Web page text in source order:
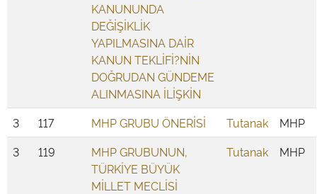
KANUNUNDA
DEĞİŞİKLİK
YAPILMASINA DAİR
KANUN TEKLİFİ?NİN
DOĞRUDAN GÜNDEME
ALINMASINA İLİŞKİN
3 117 MHP GRUBU ÖNERİSİ Tutanak
MHP
3
119
MHP GRUBUNUN,
TÜRKİYE BÜYÜK
MİLLET MECLİSİ
Tutanak MHP